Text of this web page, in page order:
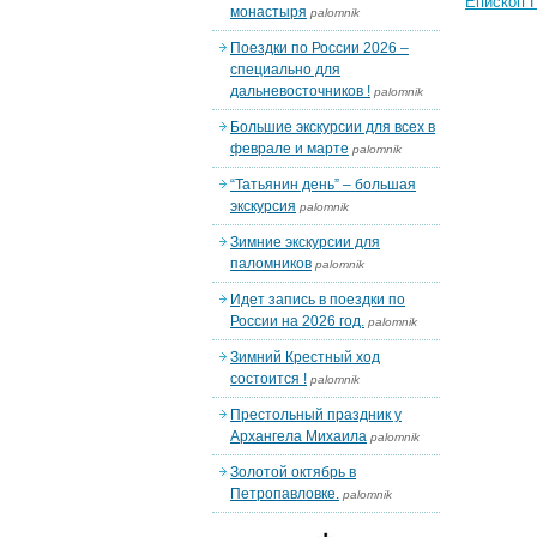
монастыря palomnik
Поездки по России 2026 –
специально для
дальневосточников ! palomnik
Большие экскурсии для всех в
феврале и марте palomnik
“Татьянин день” – большая
экскурсия palomnik
Зимние экскурсии для
паломников palomnik
Идет запись в поездки по
России на 2026 год. palomnik
Зимний Крестный ход
состоится ! palomnik
Престольный праздник у
Архангела Михаила palomnik
Золотой октябрь в
Петропавловке. palomnik